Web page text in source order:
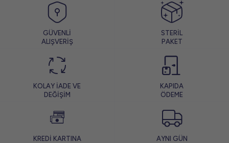
GÜVENLİ
ALIŞVERİŞ
STERİL
PAKET
KOLAY İADE VE
DEĞİŞİM
KAPIDA
ÖDEME
KREDİ KARTINA
AYNI GÜN